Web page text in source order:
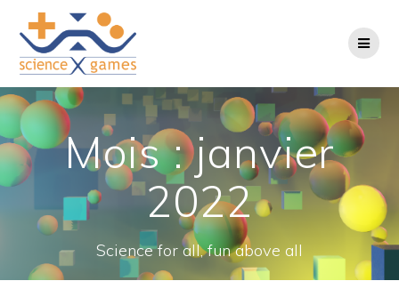
Mois :janvier
2022
Science for all, fun above all